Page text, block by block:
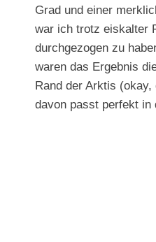
Grad und einer
war ich trotz eiskalter
durchgezogen zu
waren das Ergebnis
Rand der Arktis
davon passt perfekt in